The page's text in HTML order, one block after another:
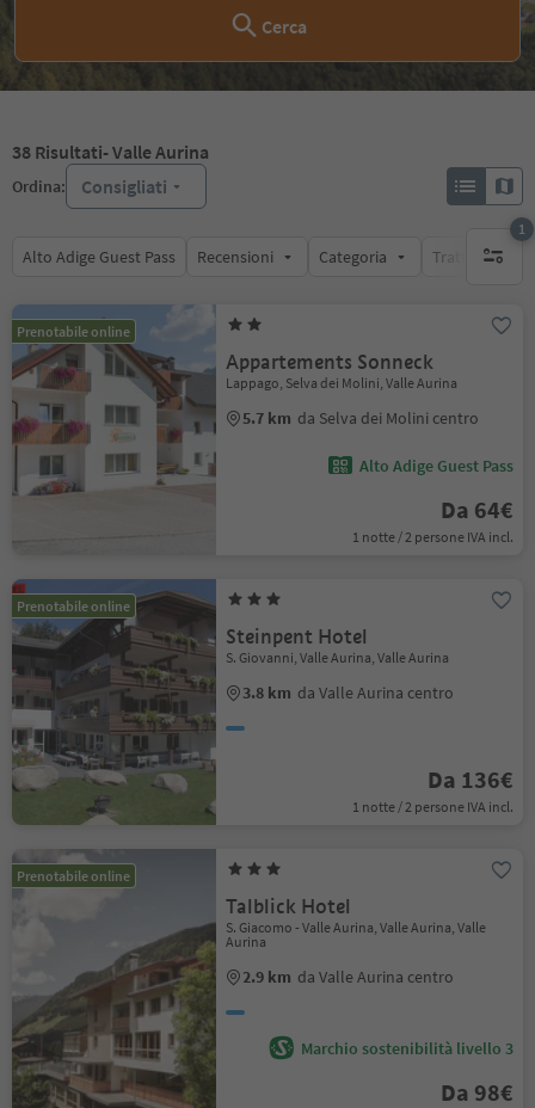
Cerca
38 Risultati- Valle Aurina
Ordina: Consigliati
Alto Adige Guest Pass Recensioni Categoria Trattamento
1
1 filtro
Prenotabile online
Appartements Sonneck
Lappago, Selva dei Molini, Valle Aurina
5.7 km da Selva dei Molini centro
Alto Adige Guest Pass
Da 64€
1 notte / 2 persone IVA incl.
Prenotabile online
Steinpent Hotel
S. Giovanni, Valle Aurina, Valle Aurina
3.8 km da Valle Aurina centro
Da 136€
1 notte / 2 persone IVA incl.
Prenotabile online
Talblick Hotel
S. Giacomo - Valle Aurina, Valle Aurina, Valle
Aurina
2.9 km da Valle Aurina centro
Marchio sostenibilità livello 3
Da 98€